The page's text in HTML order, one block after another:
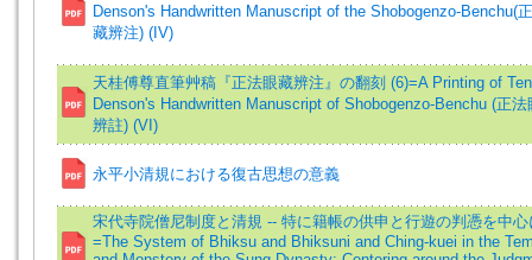
Denson's Handwritten Manuscript of the Shobogenzo-Benchu(
藏辨注) (IV)
天桂傅尊直筆艸稿『正法眼藏辨注』の翻刻 (6)=A Printing of
Denson's Handwritten Manuscript of Shobogenzo-Benchu (正法
辨註) (VI)
永平小清規における復古思想の意義
宋代寺院僧尼制度と清規 -- 特に籍帳の供申と行遊の判憑を中心
=The System of Bhiksu and Bhiksuni and Ching-kuei in the